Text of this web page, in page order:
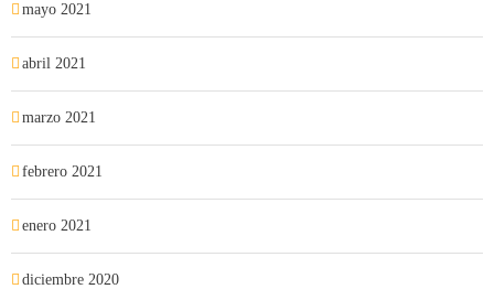
mayo 2021
abril 2021
marzo 2021
febrero 2021
enero 2021
diciembre 2020